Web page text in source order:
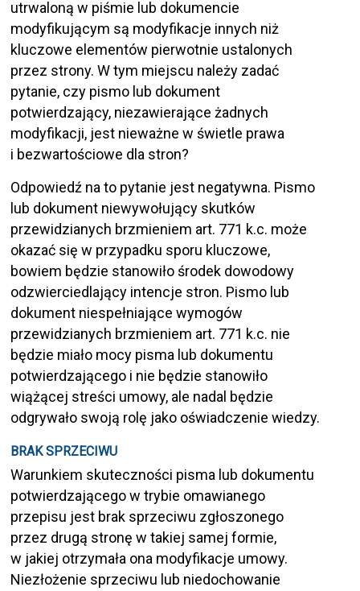
utrwaloną w piśmie lub dokumencie
modyfikującym są modyfikacje innych niż
kluczowe elementów pierwotnie ustalonych
przez strony. W tym miejscu należy zadać
pytanie, czy pismo lub dokument
potwierdzający, niezawierające żadnych
modyfikacji, jest nieważne w świetle prawa
i bezwartościowe dla stron?
Odpowiedź na to pytanie jest negatywna. Pismo
lub dokument niewywołujący skutków
przewidzianych brzmieniem art. 771 k.c. może
okazać się w przypadku sporu kluczowe,
bowiem będzie stanowiło środek dowodowy
odzwierciedlający intencje stron. Pismo lub
dokument niespełniające wymogów
przewidzianych brzmieniem art. 771 k.c. nie
będzie miało mocy pisma lub dokumentu
potwierdzającego i nie będzie stanowiło
wiążącej streści umowy, ale nadal będzie
odgrywało swoją rolę jako oświadczenie wiedzy.
BRAK SPRZECIWU
Warunkiem skuteczności pisma lub dokumentu
potwierdzającego w trybie omawianego
przepisu jest brak sprzeciwu zgłoszonego
przez drugą stronę w takiej samej formie,
w jakiej otrzymała ona modyfikacje umowy.
Niezłożenie sprzeciwu lub niedochowanie